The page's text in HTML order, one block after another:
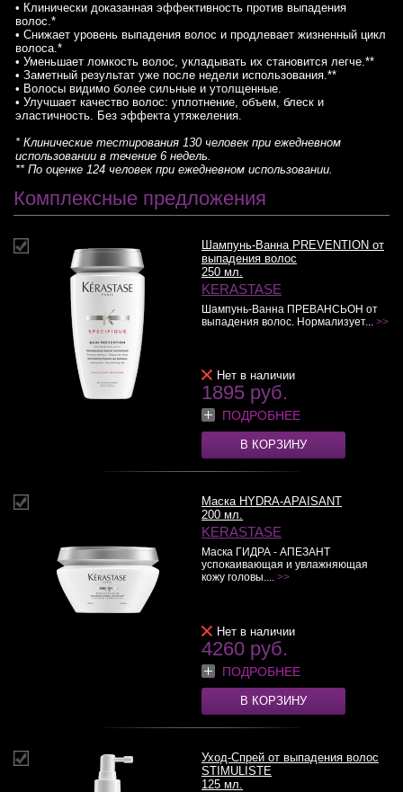
• Клинически доказанная эффективность против выпадения
волос.*
• Снижает уровень выпадения волос и продлевает жизненный цикл
волоса.*
• Уменьшает ломкость волос, укладывать их становится легче.**
• Заметный результат уже после недели использования.**
• Волосы видимо более сильные и утолщенные.
• Улучшает качество волос: уплотнение, объем, блеск и
эластичность. Без эффекта утяжеления.
* Клинические тестирования 130 человек при ежедневном
использовании в течение 6 недель.
** По оценке 124 человек при ежедневном использовании.
Комплексные предложения
Шампунь-Ванна PREVENTION от
выпадения волос
250 мл.
KERASTASE
Шампунь-Ванна ПРЕВАНСЬОН от
выпадения волос. Нормализует... >>
Нет в наличии
1895 руб.
ПОДРОБНЕЕ
В КОРЗИНУ
Маска HYDRA-APAISANT
200 мл.
KERASTASE
Маска ГИДРА - АПЕЗАНТ
успокаивающая и увлажняющая
кожу головы.... >>
Нет в наличии
4260 руб.
ПОДРОБНЕЕ
В КОРЗИНУ
Уход-Спрей от выпадения волос
STIMULISTE
125 мл.